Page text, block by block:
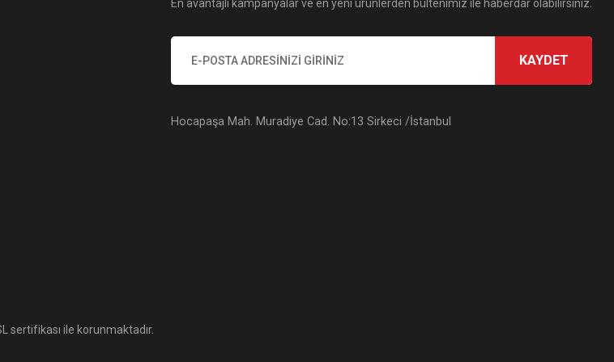
En avantajlı kampanyalar ve en yeni ürünlerden bültenimiz ile haberdar olabilirsiniz.
KAYDET
Hocapaşa Mah. Muradiye Cad. No:13 Sirkeci /İstanbul
sertifikası ile korunmaktadır.